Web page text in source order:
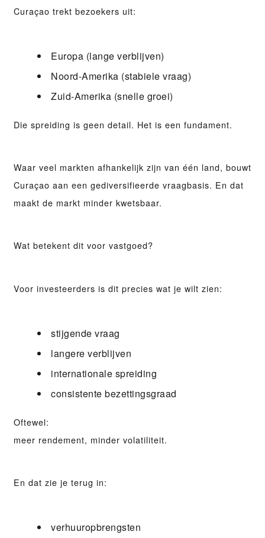
Curaçao trekt bezoekers uit:
Europa (lange verblijven)
Noord-Amerika (stabiele vraag)
Zuid-Amerika (snelle groei)
Die spreiding is geen detail. Het is een fundament.
Waar veel markten afhankelijk zijn van één land, bouwt
Curaçao aan een gediversifieerde vraagbasis. En dat
maakt de markt minder kwetsbaar.
Wat betekent dit voor vastgoed?
Voor investeerders is dit precies wat je wilt zien:
stijgende vraag
langere verblijven
internationale spreiding
consistente bezettingsgraad
Oftewel:
meer rendement, minder volatiliteit.
En dat zie je terug in:
verhuuropbrengsten